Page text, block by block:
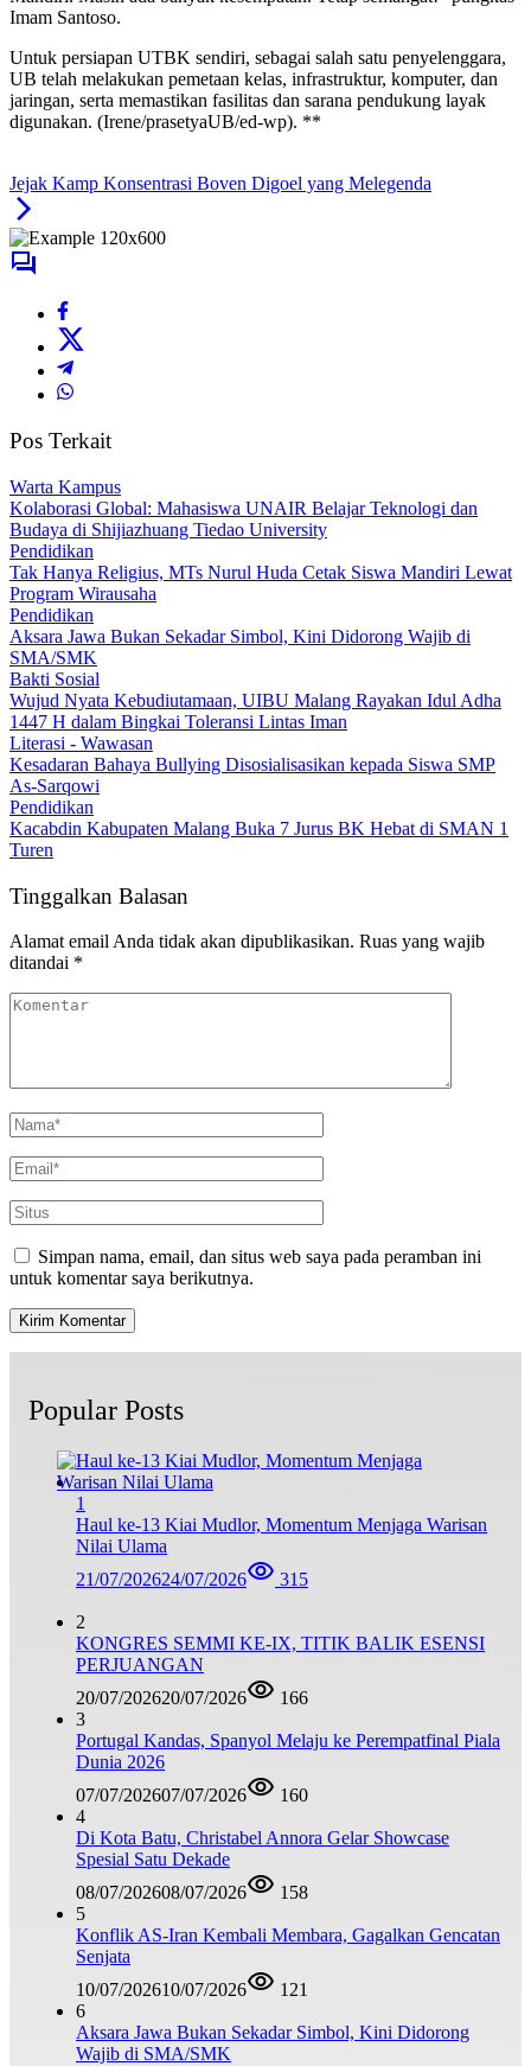
Imam Santoso.
Untuk persiapan UTBK sendiri, sebagai salah satu penyelenggara,
UB telah melakukan pemetaan kelas, infrastruktur, komputer, dan
jaringan, serta memastikan fasilitas dan sarana pendukung layak
digunakan. (Irene/prasetyaUB/ed-wp). **
Jejak Kamp Konsentrasi Boven Digoel yang Melegenda
Pos Terkait
Warta Kampus
​Kolaborasi Global: Mahasiswa UNAIR Belajar Teknologi dan
Budaya di Shijiazhuang Tiedao University
Pendidikan
Tak Hanya Religius, MTs Nurul Huda Cetak Siswa Mandiri Lewat
Program Wirausaha
Pendidikan
Aksara Jawa Bukan Sekadar Simbol, Kini Didorong Wajib di
SMA/SMK
Bakti Sosial
Wujud Nyata Kebudiutamaan, UIBU Malang Rayakan Idul Adha
1447 H dalam Bingkai Toleransi Lintas Iman
Literasi - Wawasan
Kesadaran Bahaya Bullying Disosialisasikan kepada Siswa SMP
As-Sarqowi
Pendidikan
Kacabdin Kabupaten Malang Buka 7 Jurus BK Hebat di SMAN 1
Turen
Tinggalkan Balasan
Alamat email Anda tidak akan dipublikasikan. Ruas yang wajib
ditandai *
Simpan nama, email, dan situs web saya pada peramban ini
untuk komentar saya berikutnya.
Popular Posts
1
Haul ke-13 Kiai Mudlor, Momentum Menjaga Warisan
Nilai Ulama
21/07/202624/07/2026 315
2
KONGRES SEMMI KE-IX, TITIK BALIK ESENSI
PERJUANGAN
20/07/202620/07/2026
166
3
Portugal Kandas, Spanyol Melaju ke Perempatfinal Piala
Dunia 2026
07/07/202607/07/2026
160
4
Di Kota Batu, Christabel Annora Gelar Showcase
Spesial Satu Dekade
08/07/202608/07/2026
158
5
Konflik AS-Iran Kembali Membara, Gagalkan Gencatan
Senjata
10/07/202610/07/2026
121
6
Aksara Jawa Bukan Sekadar Simbol, Kini Didorong
Wajib di SMA/SMK